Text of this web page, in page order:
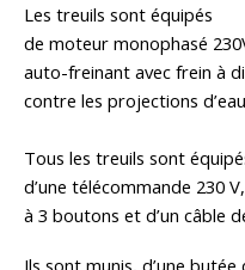
Galerie
d’images
Les treuils sont équipés
de moteur monophasé
auto-freinant avec frein à
contre les projections
Tous les treuils sont
d’une télécommande 230 V,
à 3 boutons et d’un câble